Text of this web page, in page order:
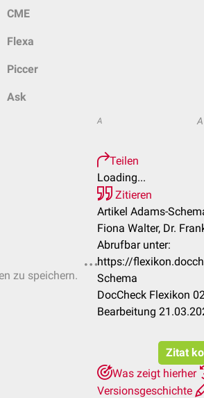
CME
Flexa
Piccer
Ask
zu speichern.
A A
Teilen
Loading...
Zitieren
Artikel Adams-
Fiona Walter, Dr.
Abrufbar unter:
https://
Schema
DocCheck Flexikon
Bearbeitung
Zitat
Was zeigt hierher
Versionsgeschichte